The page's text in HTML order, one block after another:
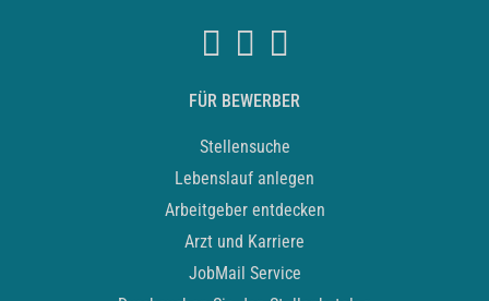
FÜR BEWERBER
Stellensuche
Lebenslauf anlegen
Arbeitgeber entdecken
Arzt und Karriere
JobMail Service